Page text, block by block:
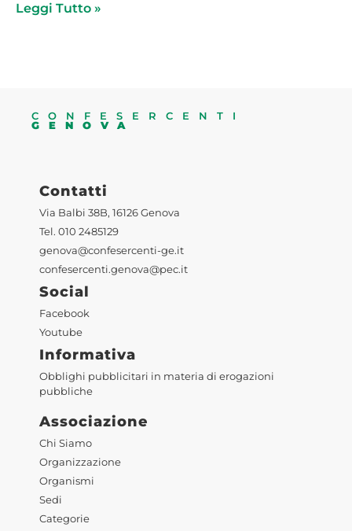
Leggi Tutto »
CONFESERCENTI
GENOVA
Contatti
Via Balbi 38B, 16126 Genova
Tel. 010 2485129
genova@confesercenti-ge.it
confesercenti.genova@pec.it
Social
Facebook
Youtube
Informativa
Obblighi pubblicitari in materia di erogazioni
pubbliche
Associazione
Chi Siamo
Organizzazione
Organismi
Sedi
Categorie